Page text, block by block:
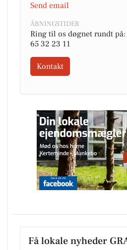
Send email
ÅBNINGSTIDER
Ring til os døgnet rundt på:
65 32 23 11
Kontakt
Få lokale nyheder